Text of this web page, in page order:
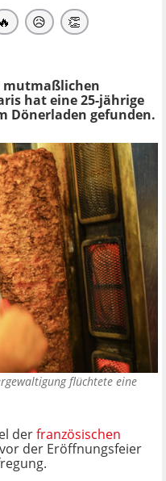
🔥 😥 👏
mutmaßlichen
hat eine 25-jährige
Dönerladen gefunden.
flüchtete eine
derfranzösischen
der Eröffnungsfeier